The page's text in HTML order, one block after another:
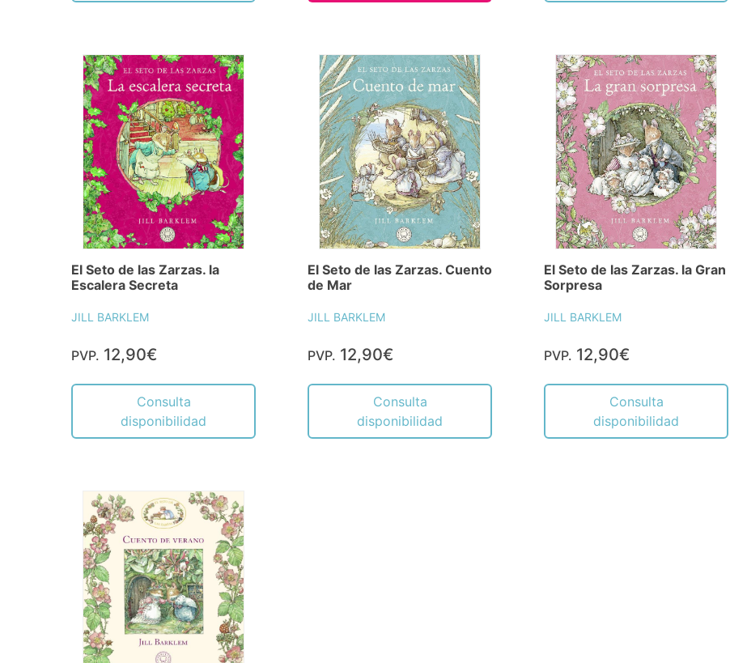
El Seto de las Zarzas. la
Escalera Secreta
JILL BARKLEM
PVP. 12,90€
Consulta
disponibilidad
El Seto de las Zarzas. Cuento
de Mar
JILL BARKLEM
PVP. 12,90€
Consulta
disponibilidad
El Seto de las Zarzas. la Gran
Sorpresa
JILL BARKLEM
PVP. 12,90€
Consulta
disponibilidad